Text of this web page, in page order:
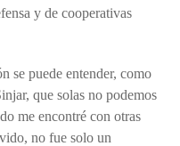
y de cooperativas
se puede entender, como
que solas no podemos
me encontré con otras
no fue solo un